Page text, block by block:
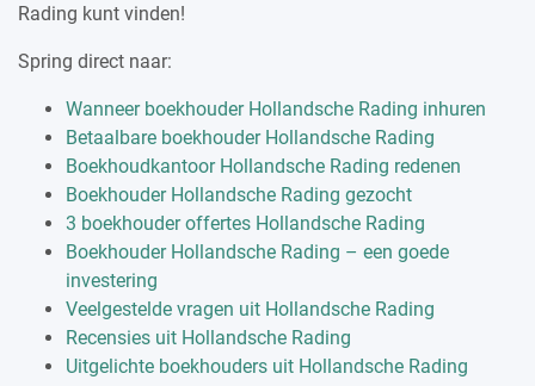
Rading kunt vinden!
Spring direct naar:
Wanneer boekhouder Hollandsche Rading inhuren
Betaalbare boekhouder Hollandsche Rading
Boekhoudkantoor Hollandsche Rading redenen
Boekhouder Hollandsche Rading gezocht
3 boekhouder offertes Hollandsche Rading
Boekhouder Hollandsche Rading – een goede
investering
Veelgestelde vragen uit Hollandsche Rading
Recensies uit Hollandsche Rading
Uitgelichte boekhouders uit Hollandsche Rading